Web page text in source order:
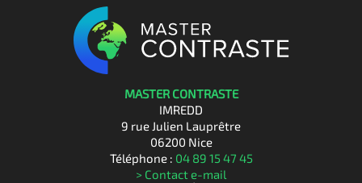
MASTER CONTRASTE
IMREDD
9 rue Julien Lauprêtre
06200 Nice
Téléphone : 04 89 15 47 45
> Contact e-mail